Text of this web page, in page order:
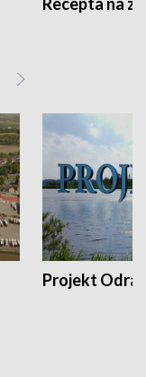
Projekt Odra